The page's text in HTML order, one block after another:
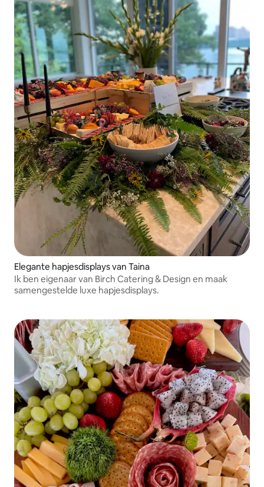
Elegante hapjesdisplays van Taina
Ik ben eigenaar van Birch Catering & Design en maak
samengestelde luxe hapjesdisplays.